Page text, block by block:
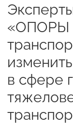
«ОПОРЫ
в сфере